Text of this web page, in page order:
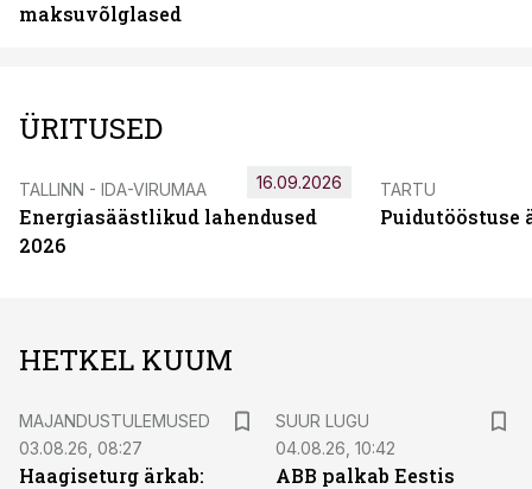
maksuvõlglased
ÜRITUSED
TALLINN - IDA-VIRUMAA
Energiasäästlikud lahendused
2026
16.09.2026 TARTU
Puidutööstuse
HETKEL KUUM
MAJANDUSTULEMUSED
03.08.26, 08:27
Haagiseturg ärkab:
SUUR LUGU
04.08.26, 10:42
ABB palkab Eestis